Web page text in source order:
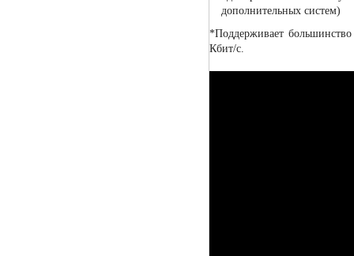
дополнительных систем)
*Поддерживает
Кбит/с.